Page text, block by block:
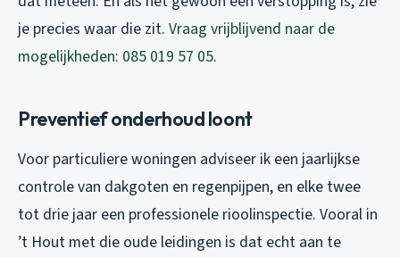
je precies waar die zit. Vraag vrijblijvend naar de
mogelijkheden: 085 019 57 05.
Preventief onderhoud loont
Voor particuliere woningen adviseer ik een jaarlijkse
controle van dakgoten en regenpijpen, en elke twee
tot drie jaar een professionele rioolinspectie. Vooral in
’t Hout met die oude leidingen is dat echt aan te